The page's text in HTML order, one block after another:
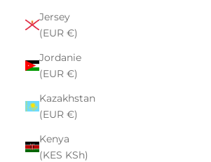
Jersey
(EUR €)
Jordanie
(EUR €)
Kazakhstan
(EUR €)
Kenya
(KES KSh)